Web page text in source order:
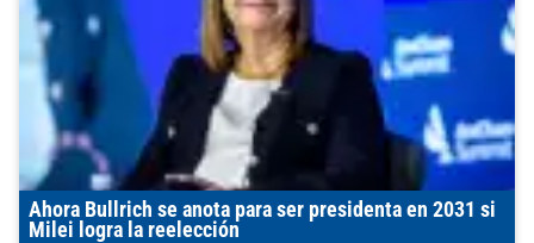
Ahora Bullrich se anota para ser presidenta en 2031 si
Milei logra la reelección